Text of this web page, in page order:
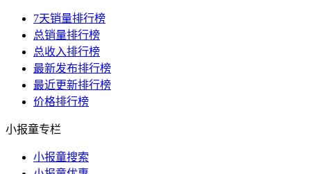
7天销量排行榜
总销量排行榜
总收入排行榜
最新发布排行榜
最近更新排行榜
价格排行榜
小报童专栏
小报童搜索